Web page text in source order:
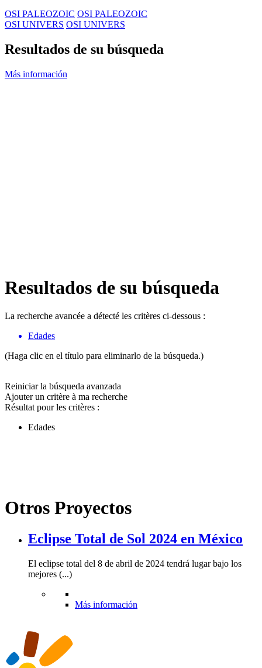
OSI PALEOZOIC OSI PALEOZOIC
OSI UNIVERS OSI UNIVERS
Resultados de su búsqueda
Más información
Resultados de su búsqueda
La recherche avancée a détecté les critères ci-dessous :
Edades
(Haga clic en el título para eliminarlo de la búsqueda.)
Reiniciar la búsqueda avanzada
Ajouter un critère à ma recherche
Résultat pour les critères :
Edades
Otros Proyectos
Eclipse Total de Sol 2024 en México
El eclipse total del 8 de abril de 2024 tendrá lugar bajo los
mejores (...)
Más información